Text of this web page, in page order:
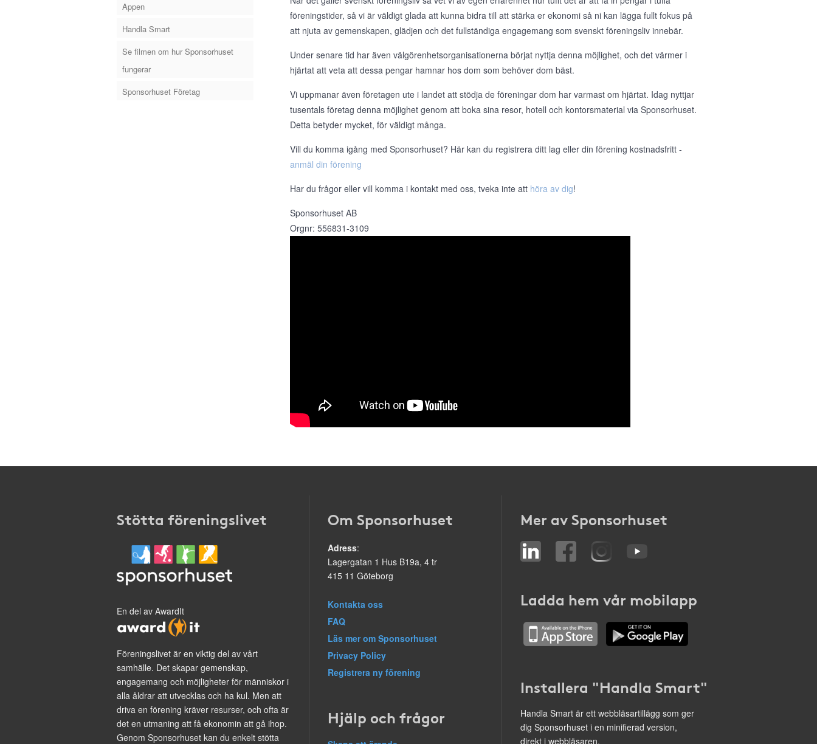
Appen
Handla Smart
Se filmen om hur Sponsorhuset
fungerar
Sponsorhuset Företag
föreningstider, så vi är väldigt glada att kunna bidra till att stärka er ekonomi så ni kan lägga fullt fokus på
att njuta av gemenskapen, glädjen och det fullständiga engagemang som svenskt föreningsliv innebär.
Under senare tid har även välgörenhetsorganisationerna börjat nyttja denna möjlighet, och det värmer i
hjärtat att veta att dessa pengar hamnar hos dom som behöver dom bäst.
Vi uppmanar även företagen ute i landet att stödja de föreningar dom har varmast om hjärtat. Idag nyttjar
tusentals företag denna möjlighet genom att boka sina resor, hotell och kontorsmaterial via Sponsorhuset.
Detta betyder mycket, för väldigt många.
Vill du komma igång med Sponsorhuset? Här kan du registrera ditt lag eller din förening kostnadsfritt -
anmäl din förening
Har du frågor eller vill komma i kontakt med oss, tveka inte att höra av dig!
Sponsorhuset AB
Orgnr: 556831-3109
Stötta föreningslivet
En del av AwardIt
Föreningslivet är en viktig del av vårt
samhälle. Det skapar gemenskap,
engagemang och möjligheter för människor i
alla åldrar att utvecklas och ha kul. Men att
driva en förening kräver resurser, och ofta är
det en utmaning att få ekonomin att gå ihop.
Genom Sponsorhuset kan du enkelt stötta
Om Sponsorhuset
Adress:
Lagergatan 1 Hus B19a, 4 tr
415 11 Göteborg
Kontakta oss
FAQ
Läs mer om Sponsorhuset
Privacy Policy
Registrera ny förening
Hjälp och frågor
Mer av Sponsorhuset
Ladda hem vår mobilapp
Installera "Handla Smart"
Handla Smart är ett webbläsartillägg som ger
dig Sponsorhuset i en minifierad version,
direkt i webbläsaren.